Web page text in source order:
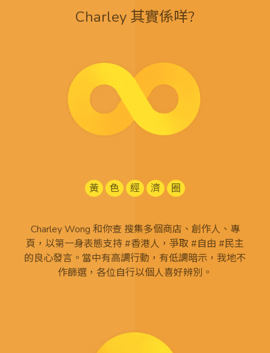
Charley 其實係咩?
黃 色 經 濟 圈
Charley Wong 和你查 搜集多個商店、創作人、專
頁，以第一身表態支持 #香港人，爭取 #自由 #民主
的良心發言。當中有高調行動，有低調暗示，我地不
作篩選，各位自行以個人喜好辨別。